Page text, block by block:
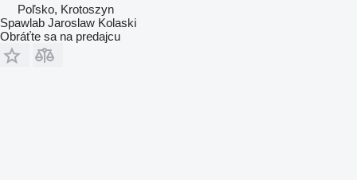
Poľsko, Krotoszyn
Spawlab Jaroslaw Kolaski
Obráťte sa na predajcu